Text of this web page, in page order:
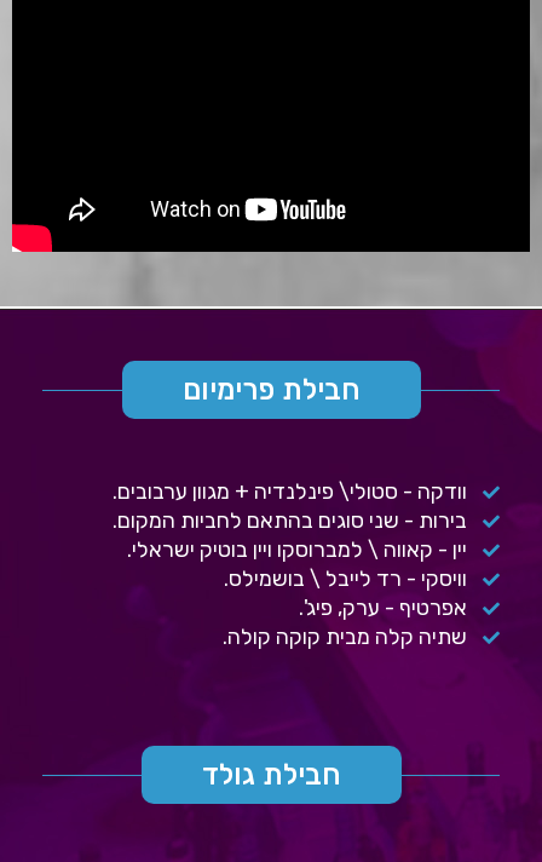
חבילת פרימיום
וודקה - סטולי\ פינלנדיה + מגוון ערבובים.
בירות - שני סוגים בהתאם לחביות המקום.
יין - קאווה \ למברוסקו ויין בוטיק ישראלי.
וויסקי - רד לייבל \ בושמילס.
אפרטיף - ערק, פיג'.
שתיה קלה מבית קוקה קולה.
חבילת גולד